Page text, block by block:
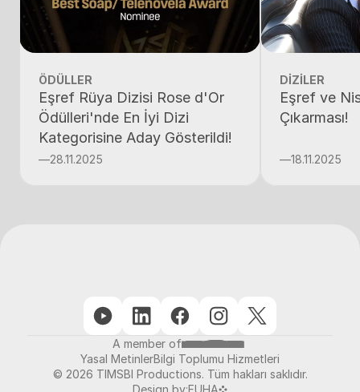
ÖDÜLLER
Eşref Rüya Dizisi Rose d'Or
Ödülleri'nde En İyi Dizi
Kategorisine Aday Gösterildi!
—28.11.2025
DİZİLER
Eşref ve
Çıkarması!
—18.11.2025
© 2026 TIMSBI Productions. Tüm hakları saklıdır.
Design by:FUHA
A member of
Yasal MetinlerBilgi Toplumu Hizmetleri